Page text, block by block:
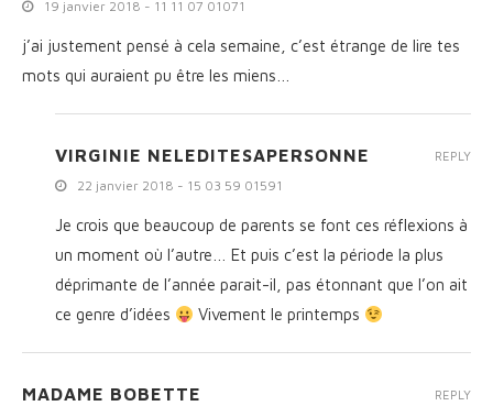
19 janvier 2018 - 11 11 07 01071
j’ai justement pensé à cela semaine, c’est étrange de lire tes
mots qui auraient pu être les miens…
VIRGINIE NELEDITESAPERSONNE
22 janvier 2018 - 15 03 59 01591
Je crois que beaucoup de parents se font ces réflexions à
un moment où l’autre… Et puis c’est la période la plus
déprimante de l’année parait-il, pas étonnant que l’on ait
ce genre d’idées
Vivement le printemps
REPLY
MADAME BOBETTE REPLY